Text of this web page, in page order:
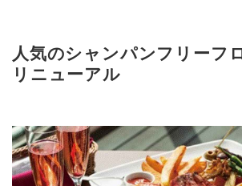
人気のシャンパンフリーフ
リニューアル